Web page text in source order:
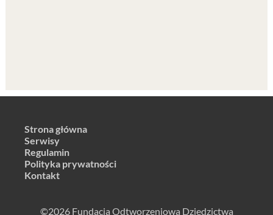
Strona główna
Serwisy
Regulamin
Polityka prywatności
Kontakt
©2026 Fundacja Odtworzeniowa Dziedzictwa